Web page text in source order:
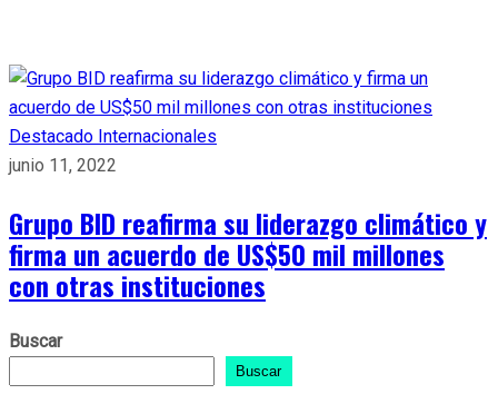
Destacado Internacionales
junio 11, 2022
Grupo BID reafirma su liderazgo climático y
firma un acuerdo de US$50 mil millones
con otras instituciones
Buscar
Buscar